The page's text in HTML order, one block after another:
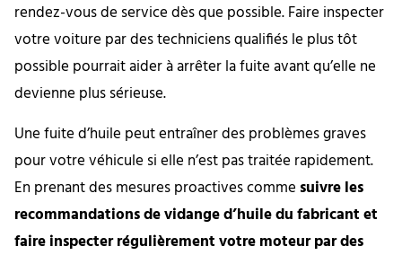
rendez-vous de service dès que possible. Faire inspecter
votre voiture par des techniciens qualifiés le plus tôt
possible pourrait aider à arrêter la fuite avant qu’elle ne
devienne plus sérieuse.
Une fuite d’huile peut entraîner des problèmes graves
pour votre véhicule si elle n’est pas traitée rapidement.
En prenant des mesures proactives comme suivre les
recommandations de vidange d’huile du fabricant et
faire inspecter régulièrement votre moteur par des